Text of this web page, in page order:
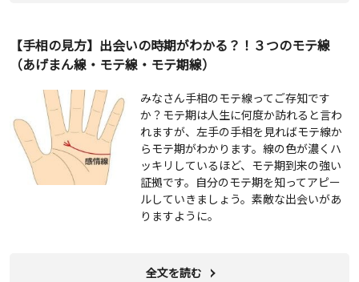
【手相の見方】出会いの時期がわかる？！３つのモテ線
（あげまん線・モテ線・モテ期線）
みなさん手相のモテ線ってご存知です
か？モテ期は人生に何度か訪れると言わ
れますが、左手の手相を見ればモテ線か
らモテ期がわかります。線の色が濃くハ
ッキリしているほど、モテ期到来の強い
証拠です。自分のモテ期を知ってアピー
ルしていきましょう。素敵な出会いがあ
りますように。
全文を読む